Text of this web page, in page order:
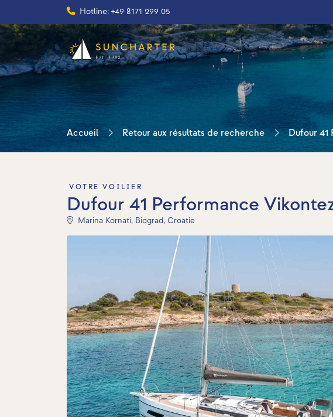
Hotline: +49 8171 299 05
Accueil Retour aux résultats de recherche Dufour 41
VOTRE VOILIER
Dufour 41 Performance
Marina Kornati, Biograd, Croatie